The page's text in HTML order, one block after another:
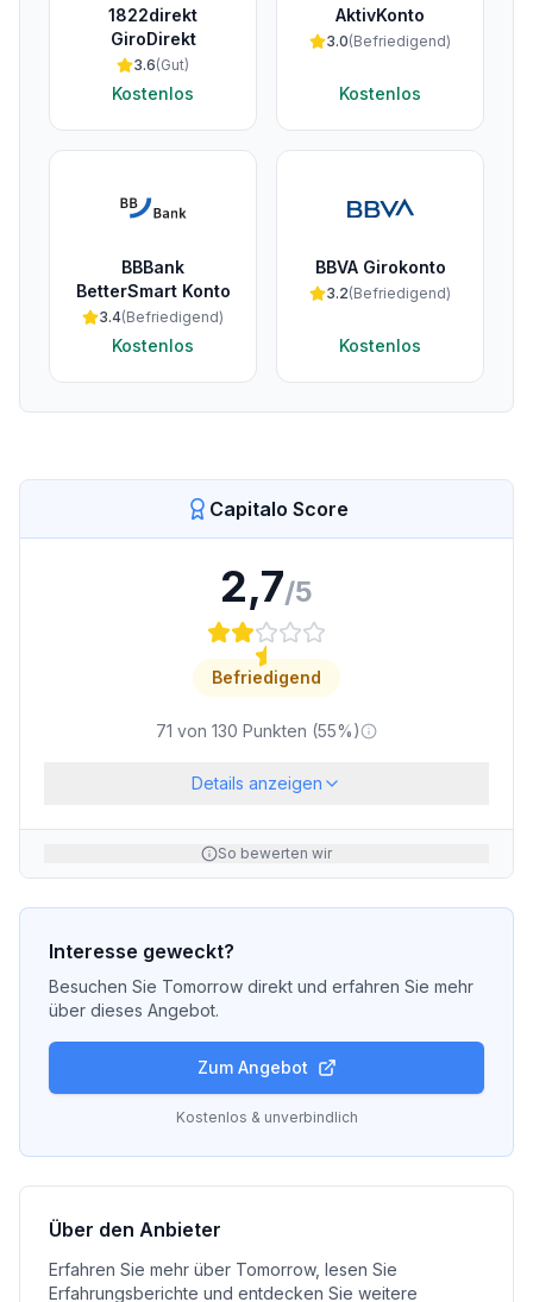
1822direkt
GiroDirekt
3.6(Gut)
Kostenlos
AktivKonto
3.0(Befriedigend)
Kostenlos
BBBank
BetterSmart Konto
3.4(Befriedigend)
Kostenlos
BBVA Girokonto
3.2(Befriedigend)
Kostenlos
Capitalo Score
2,7/5
Befriedigend
71 von 130 Punkten (55%)
Details anzeigen
So bewerten wir
Interesse geweckt?
Besuchen Sie Tomorrow direkt und erfahren Sie mehr
über dieses Angebot.
Zum Angebot
Kostenlos & unverbindlich
Über den Anbieter
Erfahren Sie mehr über Tomorrow, lesen Sie
Erfahrungsberichte und entdecken Sie weitere